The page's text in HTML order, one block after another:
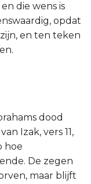
die wens is
opdat
en ten teken
dood
Izak, vers 11,
hoe
De zegen
maar blijft